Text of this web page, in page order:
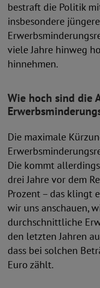
bestraft die Politik
insbesondere jüngere
viele Jahre hinweg
hinnehmen.
Wie hoch sind die
Die maximale
Die kommt
drei Jahre vor dem
Prozent – das klingt
wir uns anschauen,
durchschnittliche
den letzten Jahren
dass bei solchen
Euro zählt.